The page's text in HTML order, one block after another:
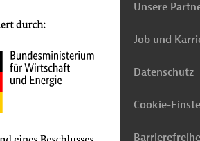
Unsere
Job und
Datenschutz
Cookie-